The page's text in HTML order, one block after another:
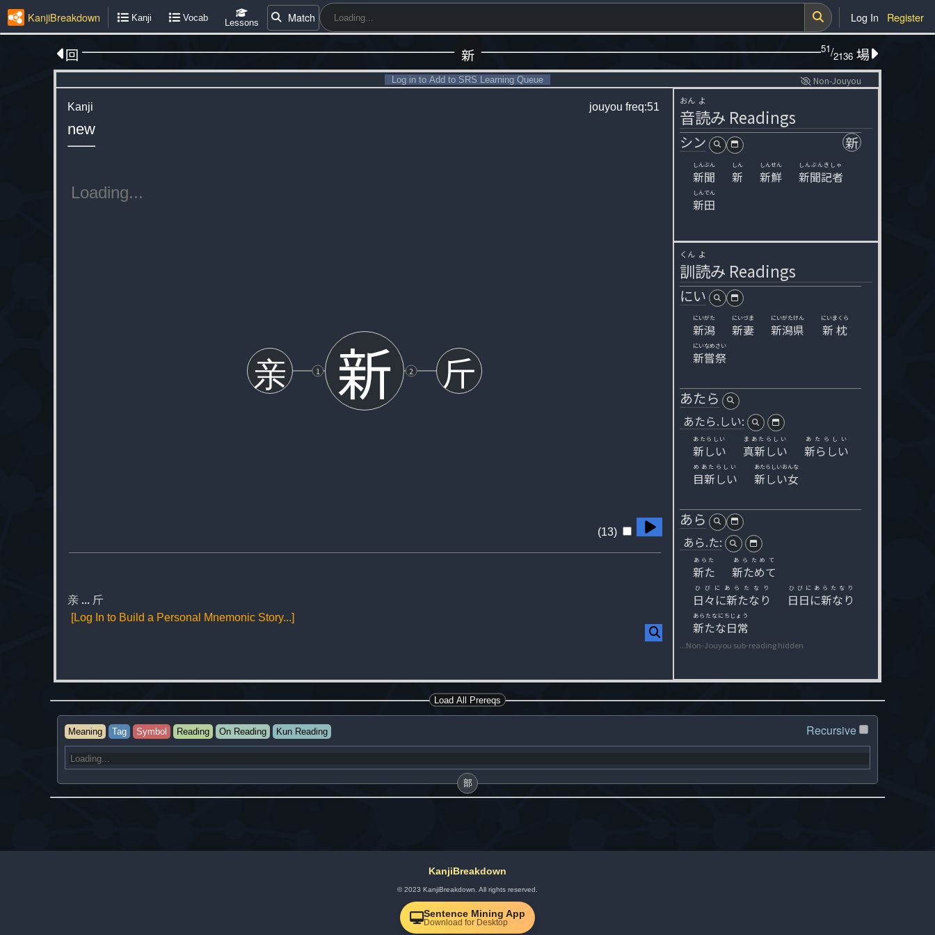
KanjiBreakdown Kanji Vocab Lessons Match Log In Register
回 51/2136
新 場
Non-Jouyou
Log in to Add to SRS Learning Queue
Kanji
new
jouyou freq:51
1
亲 2 斤
新
亲 ... 斤
(13)
[Log In to Build a Personal Mnemonic Story...]
音
おん
読
よ
み Readings
シン 新
新聞
しんぶん
新
しん
新鮮
しんせん
新聞記者
しんぶんきしゃ
新田
しんでん
訓
くん
読
よ
み Readings
にい
新潟
にいがた
新妻
にいづま
新潟県
にいがたけん
新枕
にいまくら
新嘗祭
にいなめさい
あたら
あたら.しい:
新しい
あたらしい
真新しい
まあたらしい
新らしい
あたらしい
目新しい
めあたらしい
新しい女
あたらしいおんな
あら
あら.た:
新た
あらた
新ためて
あらためて
日々に新たなり
ひびにあらたなり
日日に新なり
ひびにあらたなり
新たな日常
あらたなにちじょう
...Non-Jouyou sub-reading hidden
Load All Prereqs
Recursive
Meaning Tag Symbol Reading On Reading Kun Reading
部
KanjiBreakdown
© 2023 KanjiBreakdown. All rights reserved.
Sentence Mining App
Download for Desktop